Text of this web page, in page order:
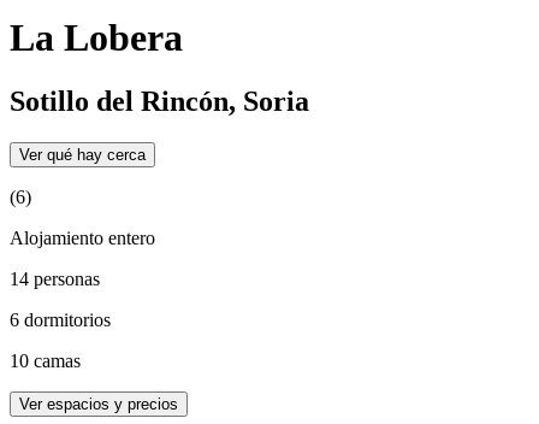
La Lobera
Sotillo del Rincón, Soria
Ver qué hay cerca
(6)
Alojamiento entero
14 personas
6 dormitorios
10 camas
Ver espacios y precios